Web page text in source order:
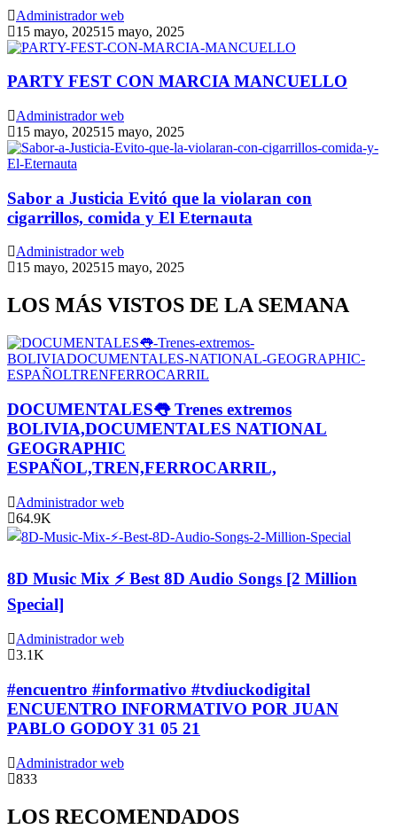
Administrador web
15 mayo, 202515 mayo, 2025
PARTY FEST CON MARCIA MANCUELLO
Administrador web
15 mayo, 202515 mayo, 2025
Sabor a Justicia Evitó que la violaran con
cigarrillos, comida y El Eternauta
Administrador web
15 mayo, 202515 mayo, 2025
LOS MÁS VISTOS DE LA SEMANA
DOCUMENTALES👅 Trenes extremos
BOLIVIA,DOCUMENTALES NATIONAL
GEOGRAPHIC
ESPAÑOL,TREN,FERROCARRIL,
Administrador web
64.9K
8D Music Mix ⚡ Best 8D Audio Songs [2 Million
Special]
Administrador web
3.1K
#encuentro #informativo #tvdiuckodigital
ENCUENTRO INFORMATIVO POR JUAN
PABLO GODOY 31 05 21
Administrador web
833
LOS RECOMENDADOS